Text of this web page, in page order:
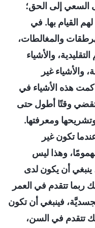
السعي إلى الحق؛
القيام بها. في
والمغالطات،
والأشياء
والأشياء غير
هذه الأشياء في
تقضي وقتًا أطول حتى
ومعرفتها.
تكون غير
وهذا ليس
ينبغي أن يكون لدى
ربما تتقدم في العمر
فينبغي أن تكون
تتقدم في السن،